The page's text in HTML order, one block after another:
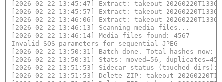
[2026-02-22 13:45:47] Extract: takeout-
[2026-02-22 13:45:57] Extract: takeout-
[2026-02-22 13:46:06] Extract: takeout-
[2026-02-22 13:46:13] Scanning media files...
[2026-02-22 13:46:14] Media files found: 4567
Invalid SOS parameters for sequential JPEG
[2026-02-22 13:50:31] Batch done. Total hashes now:
[2026-02-22 13:50:31] Stats: moved=56,
[2026-02-22 13:51:53] Sidecar status (touched dirs):
[2026-02-22 13:51:53] Delete ZIP: takeout-